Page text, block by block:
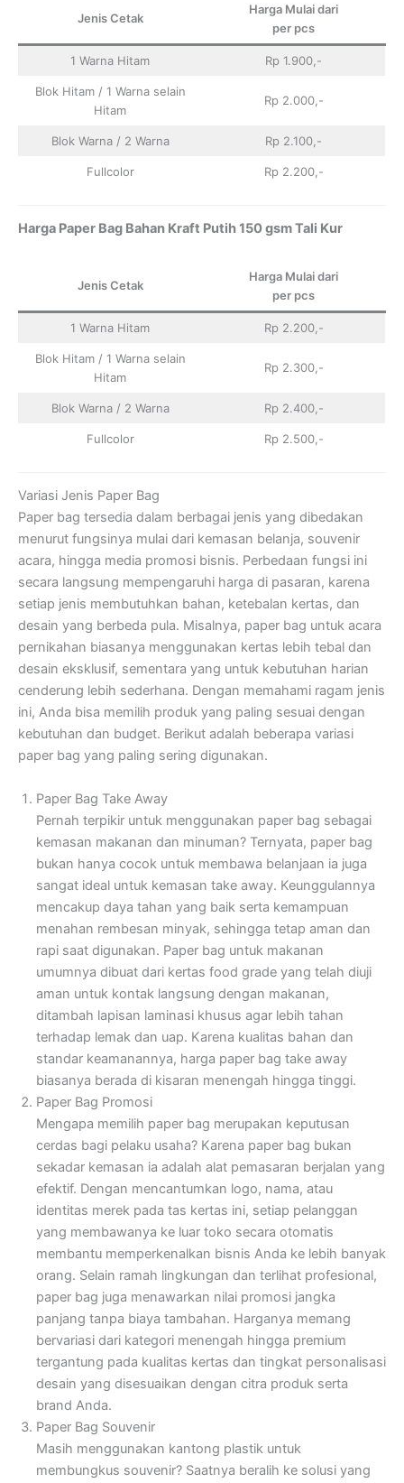
Jenis Cetak
Harga Mulai dari
per pcs
1 Warna Hitam Rp 1.900,-
Blok Hitam / 1 Warna selain
Hitam
Rp 2.000,-
Blok Warna / 2 Warna Rp 2.100,-
Fullcolor Rp 2.200,-
Harga Paper Bag Bahan Kraft Putih 150 gsm Tali Kur
Jenis Cetak
Harga Mulai dari
per pcs
1 Warna Hitam Rp 2.200,-
Blok Hitam / 1 Warna selain
Hitam
Rp 2.300,-
Blok Warna / 2 Warna Rp 2.400,-
Fullcolor Rp 2.500,-
Variasi Jenis Paper Bag
Paper bag tersedia dalam berbagai jenis yang dibedakan
menurut fungsinya mulai dari kemasan belanja, souvenir
acara, hingga media promosi bisnis. Perbedaan fungsi ini
secara langsung mempengaruhi harga di pasaran, karena
setiap jenis membutuhkan bahan, ketebalan kertas, dan
desain yang berbeda pula. Misalnya, paper bag untuk acara
pernikahan biasanya menggunakan kertas lebih tebal dan
desain eksklusif, sementara yang untuk kebutuhan harian
cenderung lebih sederhana. Dengan memahami ragam jenis
ini, Anda bisa memilih produk yang paling sesuai dengan
kebutuhan dan budget. Berikut adalah beberapa variasi
paper bag yang paling sering digunakan.
Paper Bag Take Away
Pernah terpikir untuk menggunakan paper bag sebagai
kemasan makanan dan minuman? Ternyata, paper bag
bukan hanya cocok untuk membawa belanjaan ia juga
sangat ideal untuk kemasan take away. Keunggulannya
mencakup daya tahan yang baik serta kemampuan
menahan rembesan minyak, sehingga tetap aman dan
rapi saat digunakan. Paper bag untuk makanan
umumnya dibuat dari kertas food grade yang telah diuji
aman untuk kontak langsung dengan makanan,
ditambah lapisan laminasi khusus agar lebih tahan
terhadap lemak dan uap. Karena kualitas bahan dan
standar keamanannya, harga paper bag take away
biasanya berada di kisaran menengah hingga tinggi.
Paper Bag Promosi
Mengapa memilih paper bag merupakan keputusan
cerdas bagi pelaku usaha? Karena paper bag bukan
sekadar kemasan ia adalah alat pemasaran berjalan yang
efektif. Dengan mencantumkan logo, nama, atau
identitas merek pada tas kertas ini, setiap pelanggan
yang membawanya ke luar toko secara otomatis
membantu memperkenalkan bisnis Anda ke lebih banyak
orang. Selain ramah lingkungan dan terlihat profesional,
paper bag juga menawarkan nilai promosi jangka
panjang tanpa biaya tambahan. Harganya memang
bervariasi dari kategori menengah hingga premium
tergantung pada kualitas kertas dan tingkat personalisasi
desain yang disesuaikan dengan citra produk serta
brand Anda.
Paper Bag Souvenir
Masih menggunakan kantong plastik untuk
membungkus souvenir? Saatnya beralih ke solusi yang